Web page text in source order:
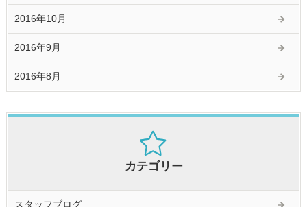
2016年10月
2016年9月
2016年8月
カテゴリー
スタッフブログ